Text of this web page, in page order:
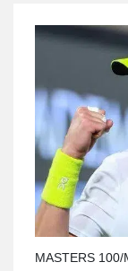
MASTERS 100/